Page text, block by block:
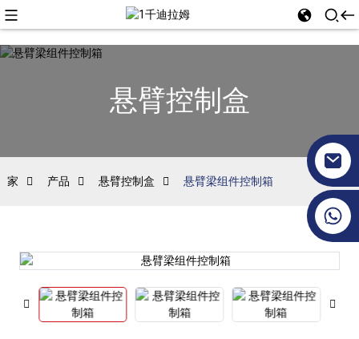
悬臂控制盒
家 产品 悬臂控制盒 悬臂梁组件控制箱